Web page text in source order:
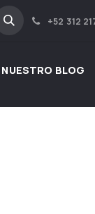
+52 312
NUESTRO BLOG